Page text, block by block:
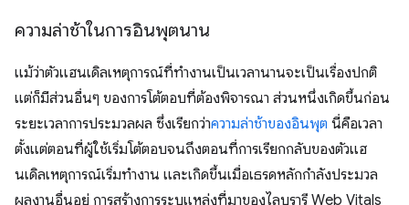
ความล่าช้าในการอินพุตนาน
แม้ว่าตัวแฮนเดิลเหตุการณ์ที่ทำงานเป็นเวลานานจะเป็นเรื่องปกติ
แต่ก็มีส่วนอื่นๆ ของการโต้ตอบที่ต้องพิจารณา ส่วนหนึ่งเกิดขึ้นก่อน
ระยะเวลาการประมวลผล ซึ่งเรียกว่าความล่าช้าของอินพุต นี่คือเวลา
ตั้งแต่ตอนที่ผู้ใช้เริ่มโต้ตอบจนถึงตอนที่การเรียกกลับของตัวแฮ
นเดิลเหตุการณ์เริ่มทํางาน และเกิดขึ้นเมื่อเธรดหลักกําลังประมวล
ผลงานอื่นอยู่ การสร้างการระบุแหล่งที่มาของไลบรารี Web Vitals